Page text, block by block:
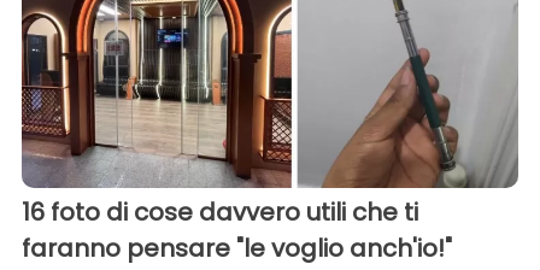
16 foto di cose davvero utili che ti
faranno pensare "le voglio anch'io!"